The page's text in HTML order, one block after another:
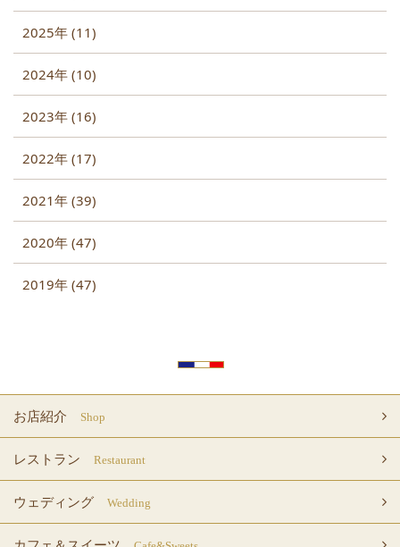
2025年 (11)
2024年 (10)
2023年 (16)
2022年 (17)
2021年 (39)
2020年 (47)
2019年 (47)
お店紹介 Shop
レストラン Restaurant
ウェディング Wedding